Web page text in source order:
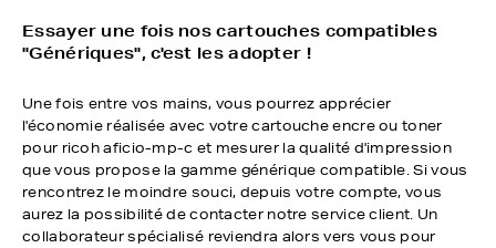
Essayer une fois nos cartouches compatibles
"Génériques", c'est les adopter !
Une fois entre vos mains, vous pourrez apprécier
l'économie réalisée avec votre cartouche encre ou toner
pour ricoh aficio-mp-c et mesurer la qualité d'impression
que vous propose la gamme générique compatible. Si vous
rencontrez le moindre souci, depuis votre compte, vous
aurez la possibilité de contacter notre service client. Un
collaborateur spécialisé reviendra alors vers vous pour